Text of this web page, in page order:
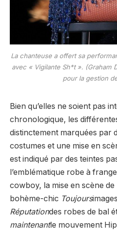
La chanteuse a offert sa
avec « Vigilante Sh*t ». (Graham
pour la gestion
Bien qu’elles ne soient pas
chronologique, les
distinctement marquées par
costumes et une mise en
est indiqué par des teintes
l’emblématique robe à
cowboy, la mise en scène de
bohème-chic Toujours
Réputationdes robes de bal
maintenantle mouvement